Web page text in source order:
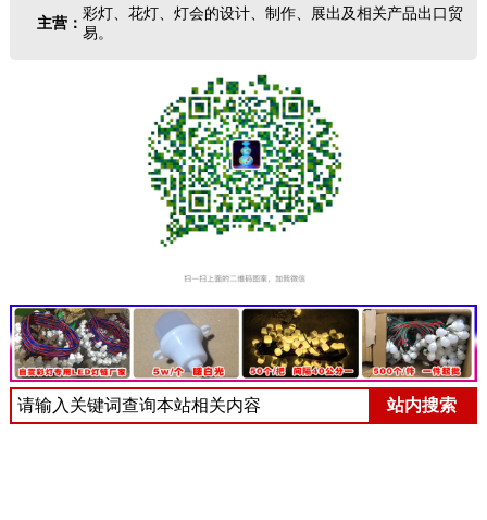
主营：
彩灯、花灯、灯会的设计、制作、展出及相关产品出口贸
易。